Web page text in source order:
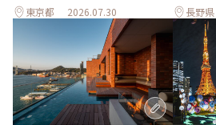
東京都 2026.07.30 長野県